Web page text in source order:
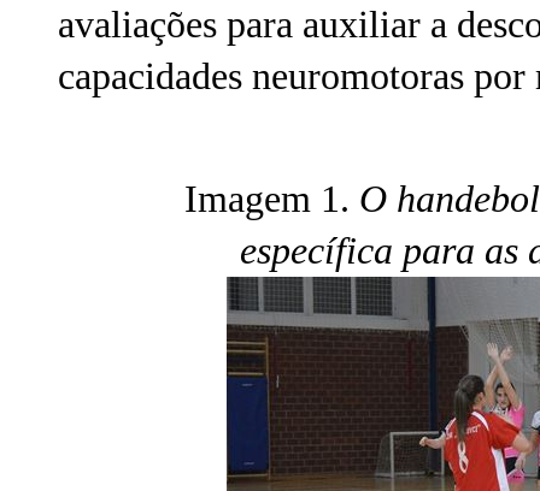
avaliações para auxiliar a
capacidades neuromotoras
Imagem 1. O
específica para as